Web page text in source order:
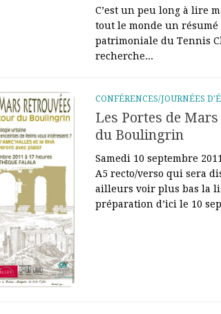
C’est un peu long à lire
tout le monde un
patrimoniale du Tennis
recherche...
CONFÉRENCES/JOURNÉES
Les Portes de
du Boulingrin
Samedi 10 septembre
A5 recto/verso qui sera
ailleurs voir plus bas la
préparation d’ici le 10